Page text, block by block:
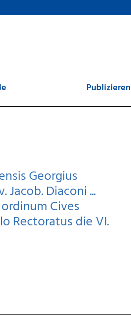
Publizieren
Georgius
Jacob. Diaconi ...
Cives
Rectoratus die VI.